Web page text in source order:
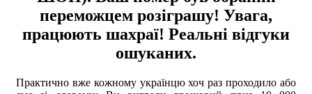
переможцем розіграшу! Увага,
працюють шахраї! Реальні відгуки
ошуканих.
Практично вже кожному українцю хоч раз проходило або